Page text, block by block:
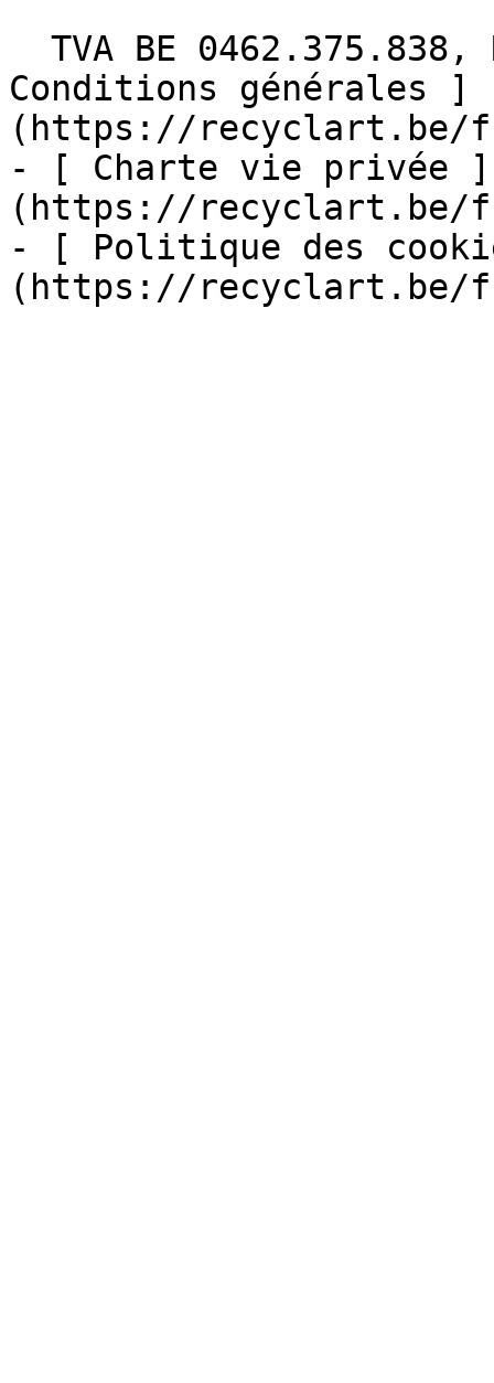
Conditions générales ]
(https://recyclart.be/
- [ Charte vie privée ]
(https://recyclart.be/
- [ Politique des